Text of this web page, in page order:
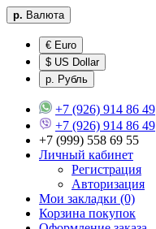
р. Валюта
€ Euro
$ US Dollar
р. Рубль
+7 (926) 914 86 49
+7 (926) 914 86 49
+7 (999) 558 69 55
Личный кабинет
Регистрация
Авторизация
Мои закладки (0)
Корзина покупок